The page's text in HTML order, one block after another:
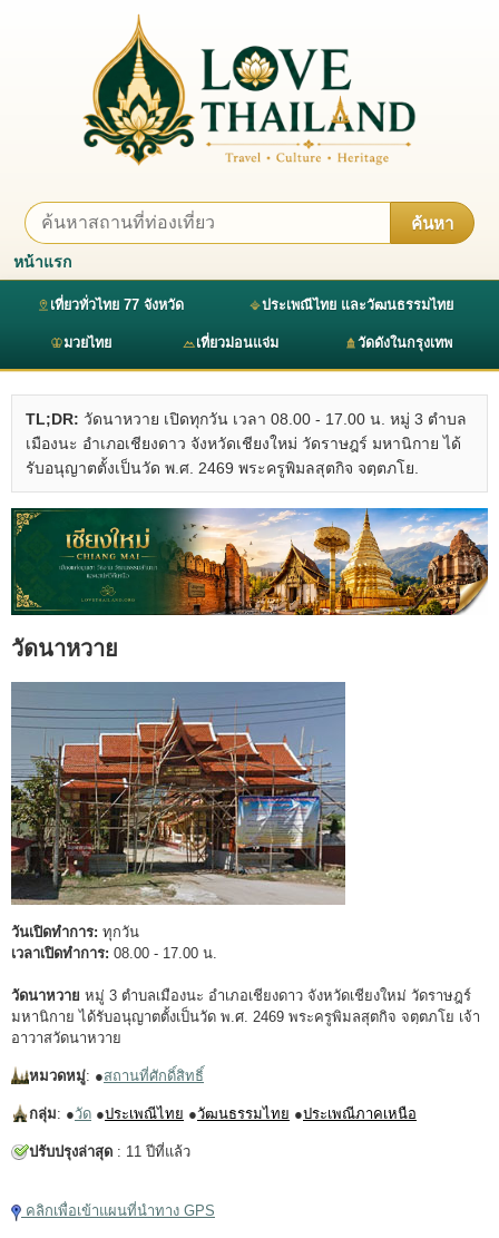
ค้นหา
หน้าแรก
เที่ยวทั่วไทย 77 จังหวัด ประเพณีไทย และวัฒนธรรมไทย
มวยไทย เที่ยวม่อนแจ่ม วัดดังในกรุงเทพ
TL;DR: วัดนาหวาย เปิดทุกวัน เวลา 08.00 - 17.00 น. หมู่ 3 ตำบล
เมืองนะ อำเภอเชียงดาว จังหวัดเชียงใหม่ วัดราษฎร์ มหานิกาย ได้
รับอนุญาตตั้งเป็นวัด พ.ศ. 2469 พระครูพิมลสุตกิจ จตฺตภโย.
วัดนาหวาย
วันเปิดทำการ: ทุกวัน
เวลาเปิดทำการ: 08.00 - 17.00 น.
วัดนาหวาย หมู่ 3 ตำบลเมืองนะ อำเภอเชียงดาว จังหวัดเชียงใหม่ วัดราษฎร์
มหานิกาย ได้รับอนุญาตตั้งเป็นวัด พ.ศ. 2469 พระครูพิมลสุตกิจ จตฺตภโย เจ้า
อาวาสวัดนาหวาย
หมวดหมู่: ●สถานที่ศักดิ์สิทธิ์
กลุ่ม: ●วัด ●ประเพณีไทย ●วัฒนธรรมไทย ●ประเพณีภาคเหนือ
ปรับปรุงล่าสุด : 11 ปีที่แล้ว
คลิกเพื่อเข้าแผนที่นำทาง GPS